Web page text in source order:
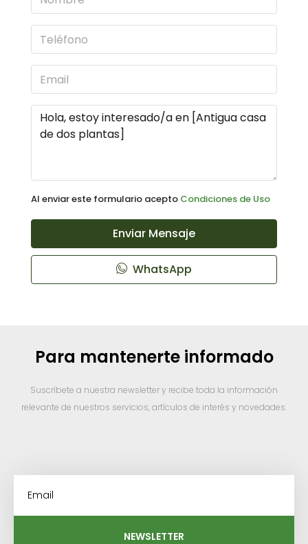
Al enviar este formulario acepto Condiciones de Uso
Enviar Mensaje
WhatsApp
Para mantenerte informado
Suscríbete a nuestra newsletter y recibe toda la información
relevante de nuestros servicios, artículos de interés y novedades.
NEWSLETTER